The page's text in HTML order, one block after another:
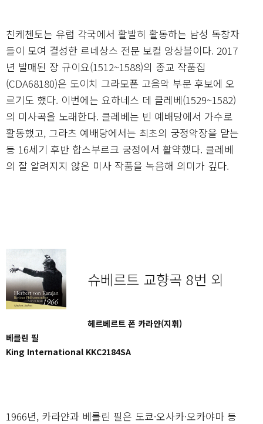
친케첸토는 유럽 각국에서 활발히 활동하는 남성 독창자
들이 모여 결성한 르네상스 전문 보컬 앙상블이다. 2017
년 발매된 장 규이요(1512~1588)의 종교 작품집
(CDA68180)은 도이치 그라모폰 고음악 부문 후보에 오
르기도 했다. 이번에는 요하네스 데 클레베(1529~1582)
의 미사곡을 노래한다. 클레베는 빈 예배당에서 가수로
활동했고, 그라츠 예배당에서는 최초의 궁정악장을 맡는
등 16세기 후반 합스부르크 궁정에서 활약했다. 클레베
의 잘 알려지지 않은 미사 작품을 녹음해 의미가 깊다.
슈베르트 교향곡 8번 외
헤르베르트 폰 카라얀(지휘)
베를린 필
King International KKC2184SA
1966년, 카라얀과 베를린 필은 도쿄·오사카·오카야마 등